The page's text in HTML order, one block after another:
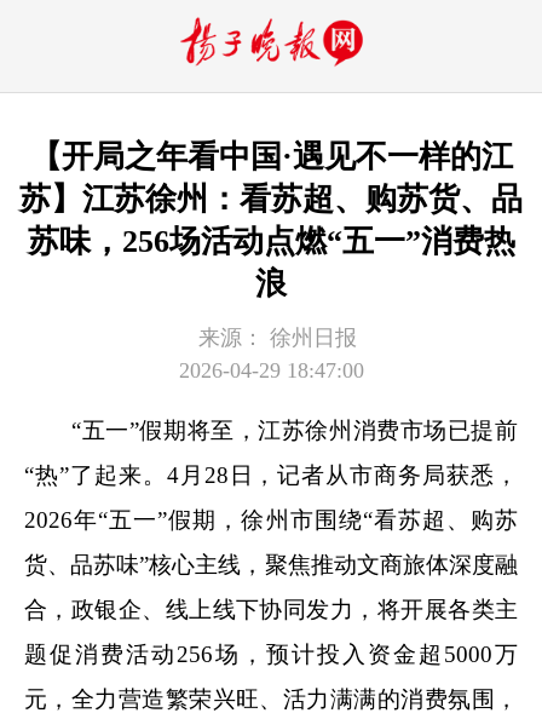
【开局之年看中国·遇见不一样的江
苏】江苏徐州：看苏超、购苏货、品
苏味，256场活动点燃“五一”消费热
浪
来源：
徐州日报
2026-04-29 18:47:00
“五一”假期将至，江苏徐州消费市场已提前
“热”了起来。4月28日，记者从市商务局获悉，
2026年“五一”假期，徐州市围绕“看苏超、购苏
货、品苏味”核心主线，聚焦推动文商旅体深度融
合，政银企、线上线下协同发力，将开展各类主
题促消费活动256场，预计投入资金超5000万
元，全力营造繁荣兴旺、活力满满的消费氛围，